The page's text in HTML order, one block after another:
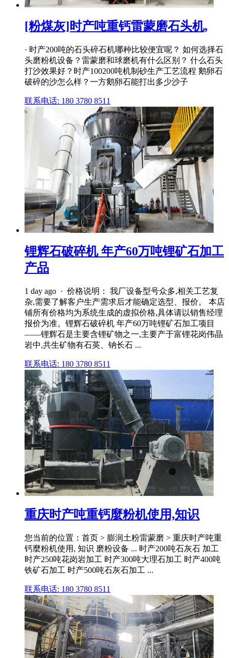
[粉煤灰]时产吨重钙雷蒙磨石头机,
· 时产200吨的石头碎石机哪种比较便宜呢？ 如何选择石
头磨粉机设备？雷蒙磨和球磨机有什么区别？ 什么石头
打沙效果好？时产100200吨机制砂生产工艺流程 鹅卵石
破碎的沙怎么样？一方鹅卵石能打出多少沙子
联系电话: 180 3780 8511
锂辉石破碎机 年产60万吨锂矿石加工
产品
1 day ago · 价格说明： 我厂设备型号众多,相关工艺复
杂,需要了解客户生产需求后才能确定选型、报价。 本店
铺所有价格均为系统生成的虚拟价格,具体请以销售经理
报价为准。锂辉石破碎机 年产60万吨锂矿石加工项目
——锂辉石是主要含锂矿物之一,主要产于富锂花岗伟晶
岩中,共生矿物有石英、钠长石 ...
联系电话: 180 3780 8511
重庆时产吨重钙麼粉机使用,知识
您当前的位置：首页 > 膨润土粉雷蒙磨 > 重庆时产吨重
钙麼粉机使用, 知识 磨粉设备 ... 时产200吨石灰石 加工
时产250吨花岗岩加工 时产300吨大理石加工 时产400吨
铁矿石加工 时产500吨石灰石加工 ...
联系电话: 180 3780 8511